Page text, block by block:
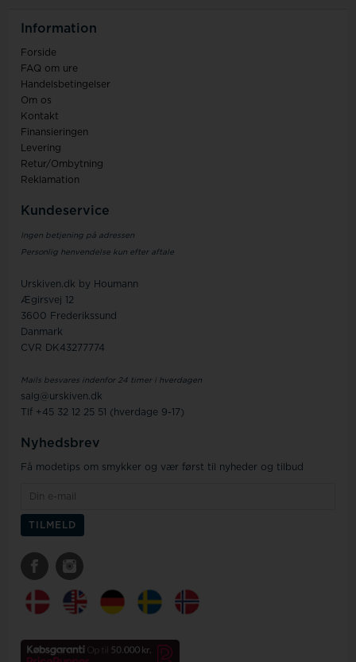
Information
Forside
FAQ om ure
Handelsbetingelser
Om os
Kontakt
Finansieringen
Levering
Retur/Ombytning
Reklamation
Kundeservice
Ingen betjening på adressen
Personlig henvendelse kun efter aftale
Urskiven.dk by Houmann
Ægirsvej 12
3600 Frederikssund
Danmark
CVR DK43277774
Mails besvares indenfor 24 timer i hverdagen
salg@urskiven.dk
Tlf +45 32 12 25 51 (hverdage 9-17)
Nyhedsbrev
Få modetips om smykker og vær først til nyheder og tilbud